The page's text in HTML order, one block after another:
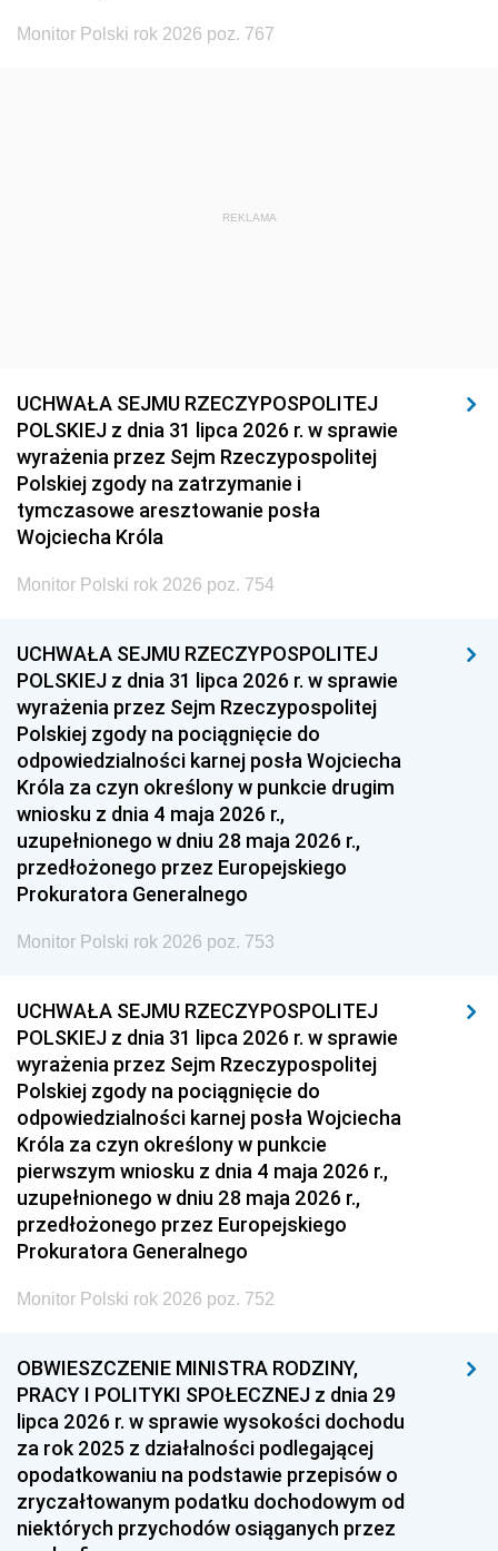
Monitor Polski rok 2026 poz. 767
REKLAMA
UCHWAŁA SEJMU RZECZYPOSPOLITEJ
POLSKIEJ z dnia 31 lipca 2026 r. w sprawie
wyrażenia przez Sejm Rzeczypospolitej
Polskiej zgody na zatrzymanie i
tymczasowe aresztowanie posła
Wojciecha Króla
Monitor Polski rok 2026 poz. 754
UCHWAŁA SEJMU RZECZYPOSPOLITEJ
POLSKIEJ z dnia 31 lipca 2026 r. w sprawie
wyrażenia przez Sejm Rzeczypospolitej
Polskiej zgody na pociągnięcie do
odpowiedzialności karnej posła Wojciecha
Króla za czyn określony w punkcie drugim
wniosku z dnia 4 maja 2026 r.,
uzupełnionego w dniu 28 maja 2026 r.,
przedłożonego przez Europejskiego
Prokuratora Generalnego
Monitor Polski rok 2026 poz. 753
UCHWAŁA SEJMU RZECZYPOSPOLITEJ
POLSKIEJ z dnia 31 lipca 2026 r. w sprawie
wyrażenia przez Sejm Rzeczypospolitej
Polskiej zgody na pociągnięcie do
odpowiedzialności karnej posła Wojciecha
Króla za czyn określony w punkcie
pierwszym wniosku z dnia 4 maja 2026 r.,
uzupełnionego w dniu 28 maja 2026 r.,
przedłożonego przez Europejskiego
Prokuratora Generalnego
Monitor Polski rok 2026 poz. 752
OBWIESZCZENIE MINISTRA RODZINY,
PRACY I POLITYKI SPOŁECZNEJ z dnia 29
lipca 2026 r. w sprawie wysokości dochodu
za rok 2025 z działalności podlegającej
opodatkowaniu na podstawie przepisów o
zryczałtowanym podatku dochodowym od
niektórych przychodów osiąganych przez